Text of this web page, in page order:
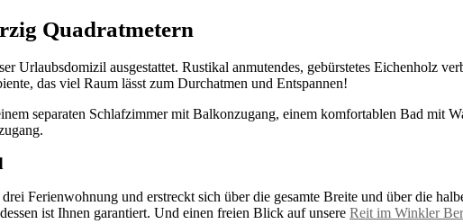
Quadratmetern
Urlaubsdomizil ausgestattet. Rustikal anmutendes, gebürstetes Eichenholz
das viel Raum lässt zum Durchatmen und Entspannen!
separaten Schlafzimmer mit Balkonzugang, einem komfortablen Bad mit
Ferienwohnung und erstreckt sich über die gesamte Breite und über die
ist Ihnen garantiert. Und einen freien Blick auf unsere Reit im Winkler